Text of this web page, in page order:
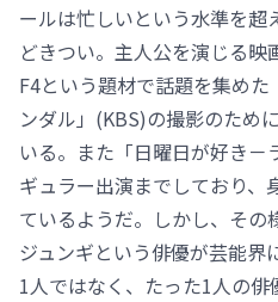
ールは忙しいという水準を超
どきつい。主人公を演じる
F4という題材で話題を集め
ンダル」(KBS)の撮影のため
いる。また「日曜日が好き
ギュラー出演までしており、
ているようだ。しかし、その
ジュンギという俳優が芸能界
1人ではなく、たった1人の俳